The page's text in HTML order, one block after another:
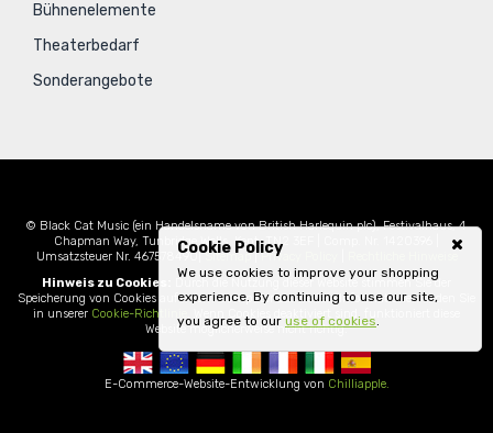
Cookie Policy
We use cookies to improve your shopping
experience. By continuing to use our site,
you agree to our use of cookies.
Bühnenelemente
Theaterbedarf
Sonderangebote
© Black Cat Music (ein Handelsname von British Harlequin plc), Festivalhaus, 4
Chapman Way, Tunbridge Wells, Kent, TN2 3EF | Comp. Nr. 1420396 |
Umsatzsteuer Nr. 467578490|Sitemap|Privacy Policy
Hinweis zu Cookies:
Durch die Nutzung dieser Website stimmen Sie der
Speicherung von Cookies auf Ihrem Computer zu. Weitere Informationen finden Sie
in unserer Cookie-Richtlinie
. Wenn Cookies deaktiviert sind, funktioniert diese
Website möglicherweise nicht richtig.
E-Commerce-Website-Entwicklung von Chilliapple.